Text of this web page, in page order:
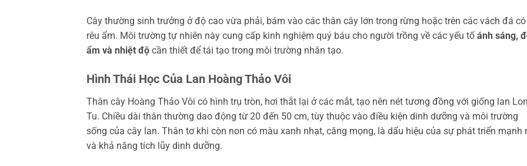
Cây thường sinh trưởng ở độ cao vừa phải, bám vào các thân cây lớn trong rừng hoặc trên các vách đá có
rêu ẩm. Môi trường tự nhiên này cung cấp kinh nghiệm quý báu cho người trồng về các yếu tốánh sáng,
ẩm và nhiệt độ cần thiết để tái tạo trong môi trường nhân tạo.
Hình Thái Học Của Lan Hoàng Thảo Vôi
Thân cây Hoàng Thảo Vôi có hình trụ tròn, hơi thắt lại ở các mắt, tạo nên nét tương đồng với giống lan
Tu. Chiều dài thân thường dao động từ 20 đến 50 cm, tùy thuộc vào điều kiện dinh dưỡng và môi trường
sống của cây lan. Thân tơ khi còn non có màu xanh nhạt, căng mọng, là dấu hiệu của sự phát triển mạnh
và khả năng tích lũy dinh dưỡng.